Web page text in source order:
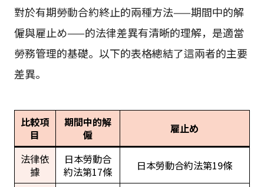
對於有期勞動合約終止的兩種方法——期間中的解
僱與雇止め——的法律差異有清晰的理解，是適當
勞務管理的基礎。以下的表格總結了這兩者的主要
差異。
比較項
目
期間中的解
僱
雇止め
法律依
據
日本勞動合
約法第17條
日本勞動合約法第19條